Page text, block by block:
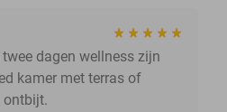
dagen wellness zijn
kamer met terras of
ontbijt.